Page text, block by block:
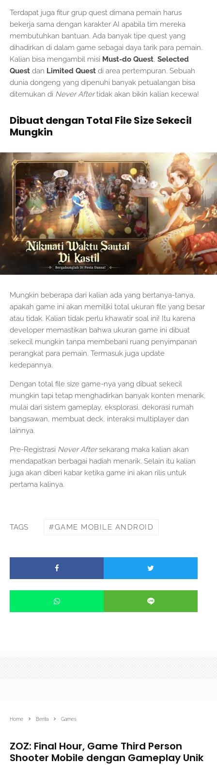
Terdapat juga fitur grup quest dimana pemain harus
bekerja sama dengan karakter AI apabila tim mereka
membutuhkan bantuan. Ada banyak tipe quest yang
dihadirkan di dalam game sebagai daya tarik para pemain.
Kalian bisa mengambil misi Must-do Quest, Selected
Quest dan Limited Quest di area pertempuran. Sebuah
dunia dongeng yang dipenuhi banyak petualangan bisa
ditemukan di Never Aftertidak akan bikin kalian kecewa!
Dibuat dengan Total File Size Sekecil
Mungkin
Mungkin beberapa dari kalian ada yang bertanya-tanya,
apakah game ini akan memiliki total ukuran file yang besar
atau tidak. Kalian tidak perlu khawatir soal ini! Itu karena
developer memastikan bahwa ukuran game ini dibuat
sekecil mungkin tanpa membebani ruang penyimpanan
perangkat para pemain. Termasuk juga update
kedepannya.
Dengan total file size game-nya yang dibuat sekecil
mungkin tapi tetap menghadirkan banyak konten menarik,
mulai dari sistem gameplay, eksplorasi, dekorasi rumah
bangsawan, membuat deck, interaksi multiplayer dan
lainnya.
Pre-Registrasi Never Aftersekarang maka kalian akan
mendapatkan berbagai hadiah menarik. Selain itu kalian
juga akan diberi kabar ketika game ini akan rilis untuk
pertama kalinya.
TAGS GAME MOBILE ANDROID
Home Berita Games
ZOZ: Final Hour, Game Third Person
Shooter Mobile dengan Gameplay Unik